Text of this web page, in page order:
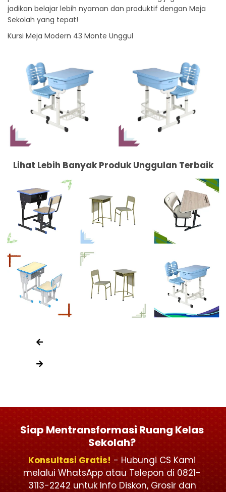
jadikan belajar lebih nyaman dan produktif dengan Meja
Sekolah yang tepat!
Kursi Meja Modern 43 Monte Unggul
Lihat Lebih Banyak Produk Unggulan Terbaik
Siap Mentransformasi Ruang Kelas
Sekolah?
Konsultasi Gratis! - Hubungi CS Kami
melalui WhatsApp atau Telepon di 0821-
3113-2242 untuk Info Diskon, Grosir dan